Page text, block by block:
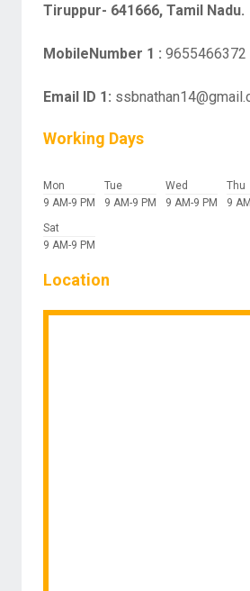
Tiruppur- 641666, Tamil Nadu.
MobileNumber 1 : 9655466372
Email ID 1:
Working Days
Mon
9 AM-9 PM
Tue
9 AM-9 PM
Wed
9 AM-9 PM
Thu
9
Sat
9 AM-9 PM
Location